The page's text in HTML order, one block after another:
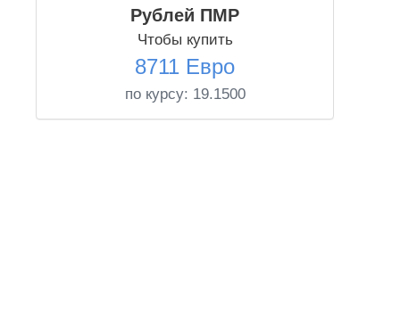
Рублей ПМР
Чтобы купить
8711 Евро
по курсу: 19.1500